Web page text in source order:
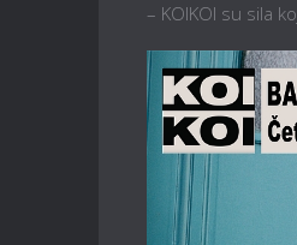
– KOIKOI su sila